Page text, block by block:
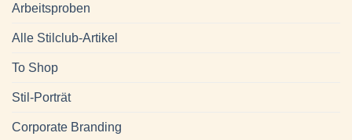
Arbeitsproben
Alle Stilclub-Artikel
To Shop
Stil-Porträt
Corporate Branding